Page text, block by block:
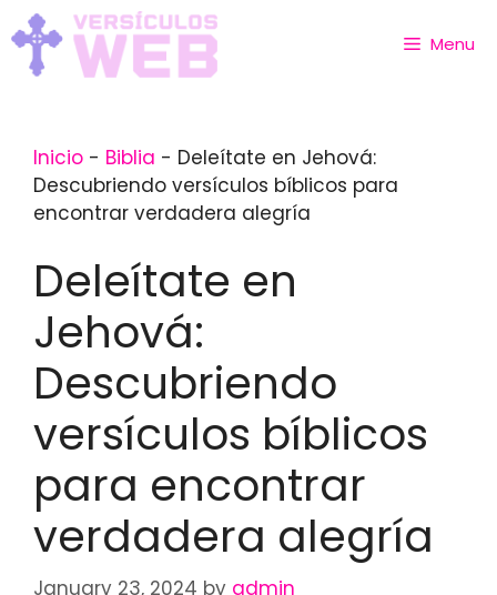
Skip
to
content
Menu
Inicio - Biblia - Deleítate en Jehová:
Descubriendo versículos bíblicos para
encontrar verdadera alegría
Deleítate en
Jehová:
Descubriendo
versículos bíblicos
para encontrar
verdadera alegría
January 23, 2024 by admin